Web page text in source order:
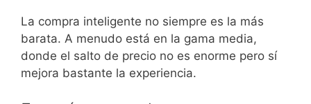
La compra inteligente no siempre es la más
barata. A menudo está en la gama media,
donde el salto de precio no es enorme pero sí
mejora bastante la experiencia.